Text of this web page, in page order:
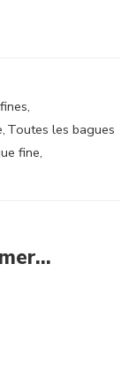
,
, Toutes les bagues
fine,